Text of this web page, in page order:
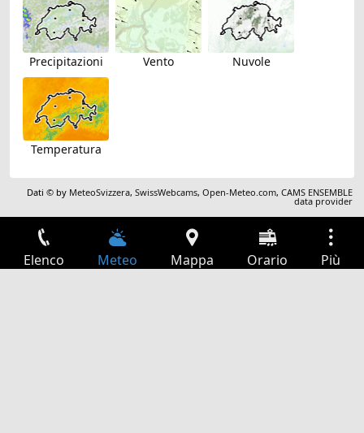
Precipitazioni Vento Nuvole
Temperatura
Dati © by MeteoSvizzera,SwissWebcams,Open-Meteo.com,CAMS ENSEMBLE
data provider
Elenco Meteo Mappa Orario Più